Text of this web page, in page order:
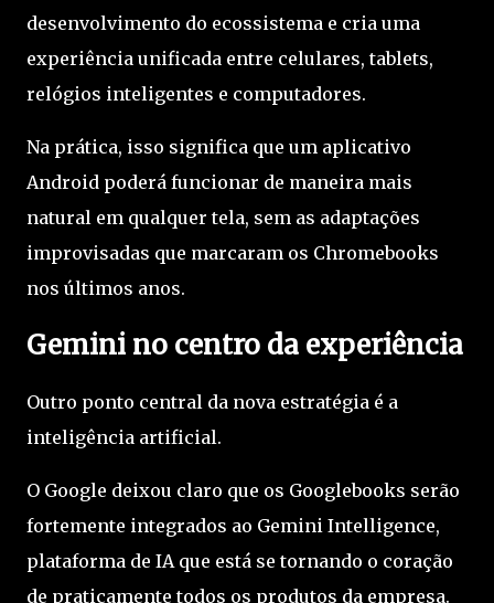
desenvolvimento do ecossistema e cria uma
experiência unificada entre celulares, tablets,
relógios inteligentes e computadores.
Na prática, isso significa que um aplicativo
Android poderá funcionar de maneira mais
natural em qualquer tela, sem as adaptações
improvisadas que marcaram os Chromebooks
nos últimos anos.
Gemini no centro da experiência
Outro ponto central da nova estratégia é a
inteligência artificial.
O Google deixou claro que os Googlebooks serão
fortemente integrados ao Gemini Intelligence,
plataforma de IA que está se tornando o coração
de praticamente todos os produtos da empresa.